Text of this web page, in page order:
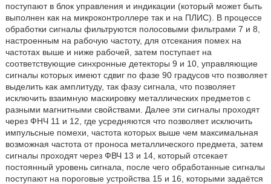
поступают в блок управления и индикации (который может быть
выполнен как на микроконтроллере так и на ПЛИС). В процессе
обработки сигналы фильтруются полосовыми фильтрами 7 и 8,
настроенным на рабочую частоту, для отсекания помех на
частотах выше и ниже рабочей, затем поступает на
соответствующие синхронные детекторы 9 и 10, управляющие
сигналы которых имеют сдвиг по фазе 90 градусов что позволяет
выделить как амплитуду, так фазу сигнала, что позволяет
исключить взаимную маскировку металлических предметов с
разными магнитными свойствами. Далее эти сигналы проходят
через ФНЧ 11 и 12, где усредняются что позволяет исключить
импульсные помехи, частота которых выше чем максимальная
возможная частота от проноса металлического предмета, затем
сигналы проходят через ФВЧ 13 и 14, который отсекает
постоянный уровень сигнала, после чего обработанные сигналы
поступают на пороговые устройства 15 и 16, которыми задаётся